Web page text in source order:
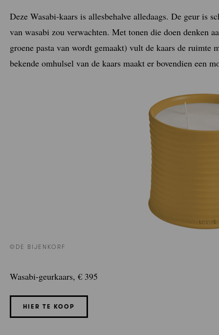
Deze Wasabi-kaars is allesbehalve alledaags. De geur is
van wasabi zou verwachten. Met tonen die doen denken
groene pasta van wordt gemaakt) vult de kaars de ruimte
bekende omhulsel van de kaars maakt er bovendien een
©DE BIJENKORF
Wasabi-geurkaars, € 395
HIER TE KOOP